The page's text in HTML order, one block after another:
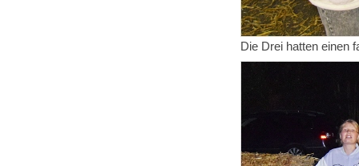
Die Drei hatten einen